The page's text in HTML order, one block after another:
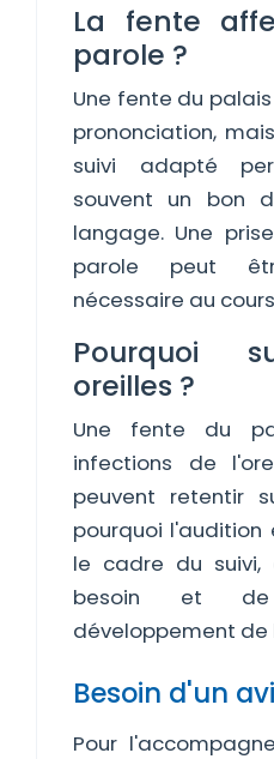
La fente
parole ?
Une fente du
prononciation,
suivi adapté
souvent un bon
langage. Une
parole peut
nécessaire au
Pourquoi
oreilles ?
Une fente du
infections de
peuvent retentir
pourquoi l'audition
le cadre du suivi,
besoin et
développement de
Besoin d'un
Pour